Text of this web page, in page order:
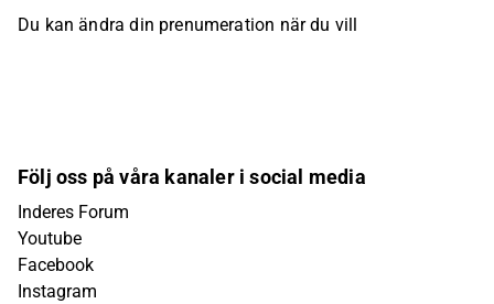
Du kan ändra din prenumeration när du vill
Följ oss på våra kanaler i social media
Inderes Forum
Youtube
Facebook
Instagram